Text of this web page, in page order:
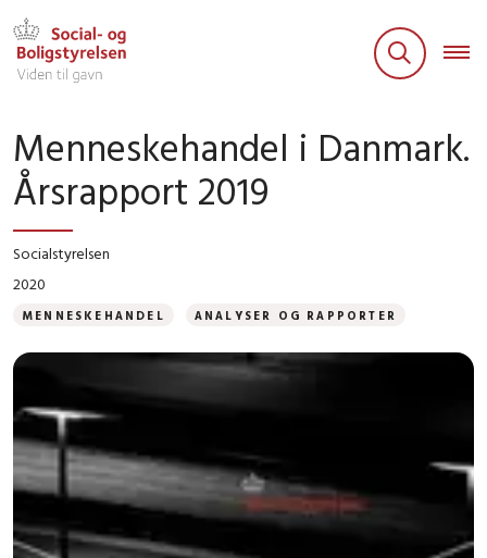
Menneskehandel i Danmark.
Årsrapport 2019
Socialstyrelsen
2020
MENNESKEHANDEL ANALYSER OG RAPPORTER